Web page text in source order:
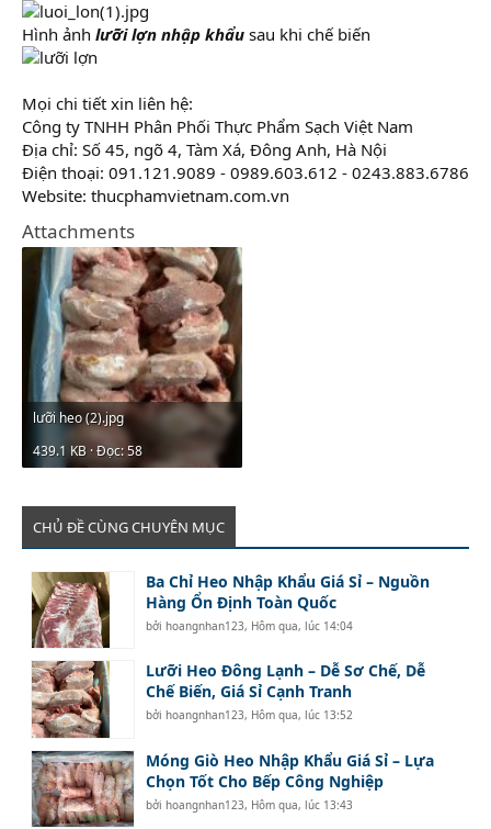
Hình ảnh lưỡi lợn nhập khẩu sau khi chế biến
Mọi chi tiết xin liên hệ:
Công ty TNHH Phân Phối Thực Phẩm Sạch Việt Nam
Địa chỉ: Số 45, ngõ 4, Tàm Xá, Đông Anh, Hà Nội
Điện thoại: 091.121.9089 - 0989.603.612 - 0243.883.6786
Website: thucphamvietnam.com.vn
Attachments
lưỡi heo (2).jpg
439.1 KB · Đọc: 58
CHỦ ĐỀ CÙNG CHUYÊN MỤC
Ba Chỉ Heo Nhập Khẩu Giá Sỉ – Nguồn
Hàng Ổn Định Toàn Quốc
bởihoangnhan123, Hôm qua, lúc 14:04
Lưỡi Heo Đông Lạnh – Dễ Sơ Chế, Dễ
Chế Biến, Giá Sỉ Cạnh Tranh
bởihoangnhan123, Hôm qua, lúc 13:52
Móng Giò Heo Nhập Khẩu Giá Sỉ – Lựa
Chọn Tốt Cho Bếp Công Nghiệp
bởihoangnhan123, Hôm qua, lúc 13:43